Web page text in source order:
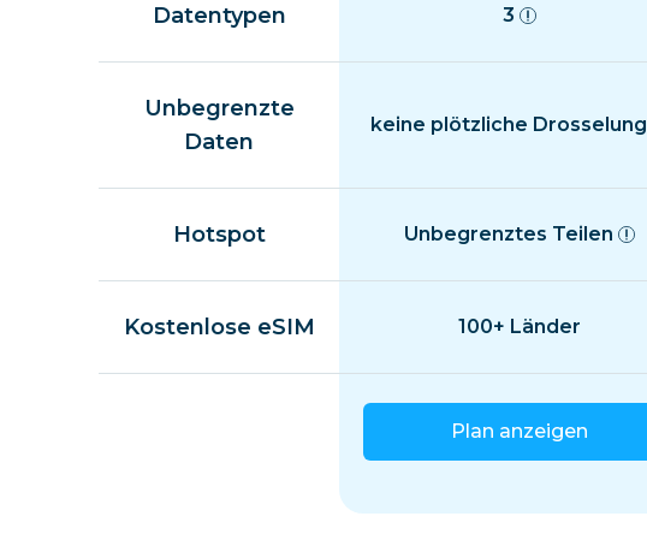
Datentypen 3
Unbegrenzte
Daten
keine plötzliche Drosselung
Hotspot Unbegrenztes Teilen
Kostenlose eSIM 100+ Länder
Plan anzeigen